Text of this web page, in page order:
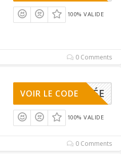
100% VALIDE
0 Comments
ACTIVÉE
VOIR LE CODE
100% VALIDE
0 Comments